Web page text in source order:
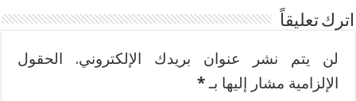
اترك تعليقاً
لن يتم نشر عنوان بريدك الإلكتروني.
الحقول
الإلزامية مشار إليها بـ*